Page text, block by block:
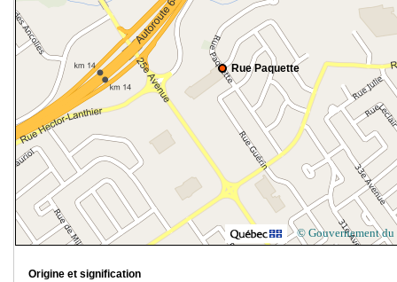
Rue Paquette
© Gouvernement du
Origine et signification